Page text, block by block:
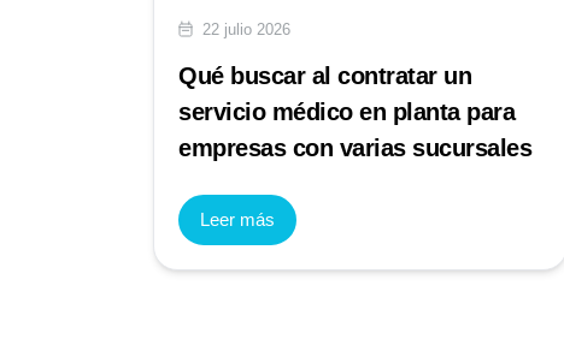
22 julio 2026
Qué buscar al contratar un
servicio médico en planta para
empresas con varias sucursales
Leer más